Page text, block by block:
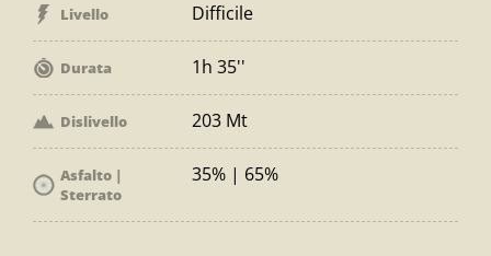
Livello Difficile
Durata 1h 35''
Dislivello 203 Mt
Asfalto |
Sterrato
35% | 65%